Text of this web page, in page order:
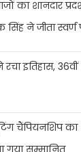
का शानदार
ने जीता
रचा इतिहास,
चैंपियनशिप